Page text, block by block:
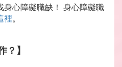
心障礙職缺！ 身心障礙職
裡。
？】